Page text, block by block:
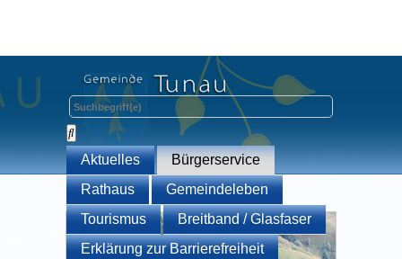
Aktuelles
Bürgerservice
Rathaus
Gemeindeleben
Tourismus
Breitband / Glasfaser
Erklärung zur Barrierefreiheit